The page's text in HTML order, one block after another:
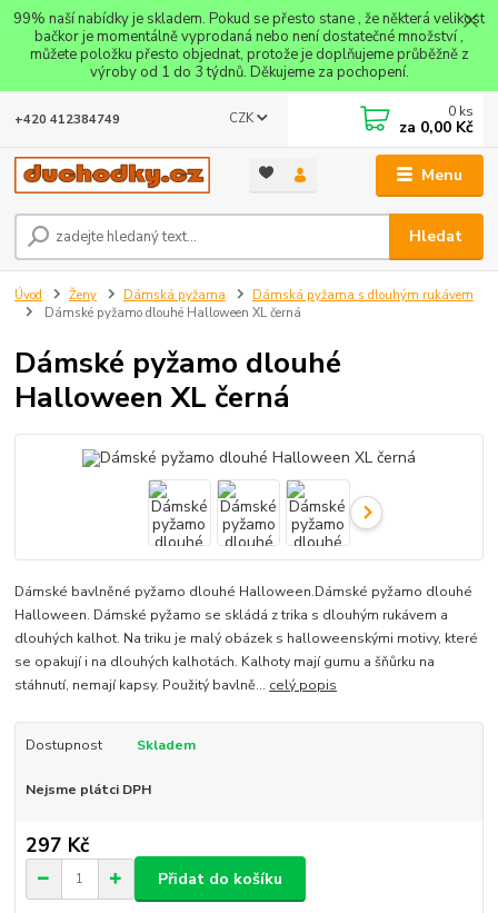
99% naší nabídky je skladem. Pokud se přesto stane , že některá velikost
bačkor je momentálně vyprodaná nebo není dostatečné množství ,
můžete položku přesto objednat, protože je doplňujeme průběžně z
výroby od 1 do 3 týdnů. Děkujeme za pochopení.
Menu
CZK
Hledat
+420 412384749 0 ks
za 0,00 Kč
Úvod Ženy Dámská pyžama
Dámská pyžama s dlouhým rukávem
Dámské pyžamo dlouhé Halloween XL černá
Dámské pyžamo dlouhé
Halloween XL černá
Dámské bavlněné pyžamo dlouhé Halloween.Dámské pyžamo dlouhé
Halloween. Dámské pyžamo se skládá z trika s dlouhým rukávem a
dlouhých kalhot. Na triku je malý obázek s halloweenskými motivy, které
se opakují i na dlouhých kalhotách. Kalhoty mají gumu a šňůrku na
stáhnutí, nemají kapsy. Použitý bavlně... celý popis
Dostupnost Skladem
Nejsme plátci DPH
297 Kč
Přidat do košíku